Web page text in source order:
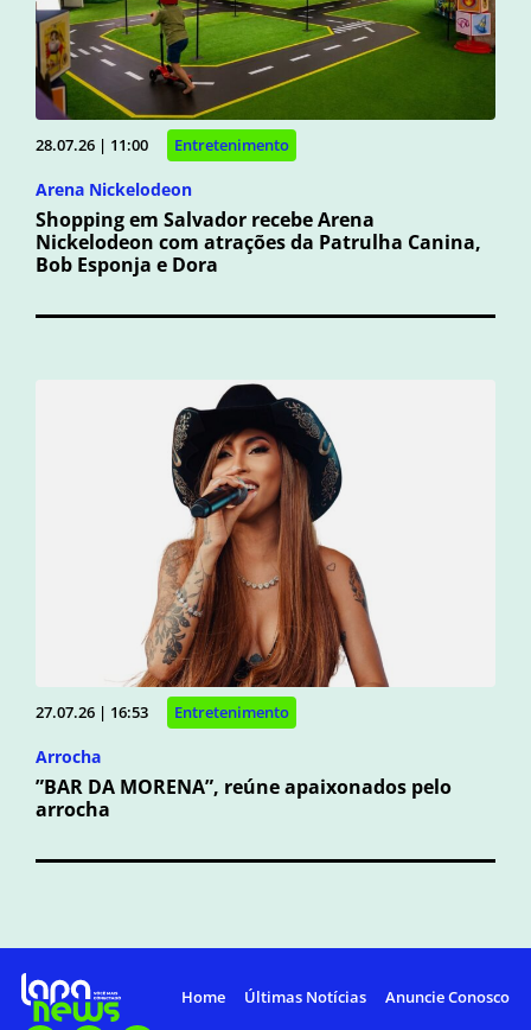
28.07.26 | 11:00 Entretenimento
Arena Nickelodeon
Shopping em Salvador recebe Arena
Nickelodeon com atrações da Patrulha Canina,
Bob Esponja e Dora
27.07.26 | 16:53 Entretenimento
Arrocha
”BAR DA MORENA”, reúne apaixonados pelo
arrocha
Home Últimas Notícias Anuncie Conosco